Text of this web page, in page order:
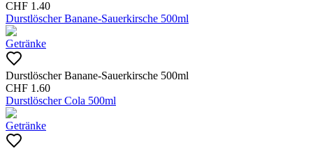
CHF 1.40
Durstlöscher Banane-Sauerkirsche 500ml
Getränke
Durstlöscher Banane-Sauerkirsche 500ml
CHF 1.60
Durstlöscher Cola 500ml
Getränke